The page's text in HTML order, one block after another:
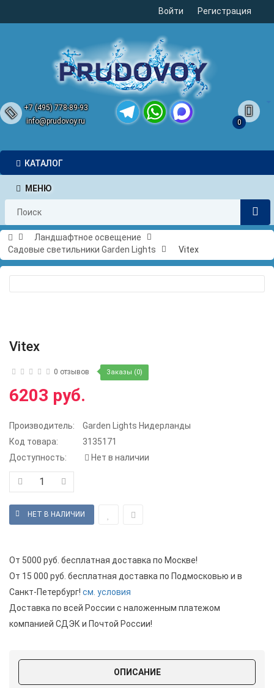
Войти Регистрация
+7 (495) 778-89-93
info@prudovoy.ru
0
КАТАЛОГ
МЕНЮ
Ландшафтное освещение
Садовые светильники Garden Lights
Vitex
Vitex
0 отзывов Заказы (0)
6203 руб.
Производитель:
Garden Lights Нидерланды
Код товара:
3135171
Доступность:
Нет в наличии
От 5000 руб. бесплатная доставка по Москве!
От 15 000 руб. бесплатная доставка по Подмосковью и в
Санкт-Петербург! см. условия
Доставка по всей России с наложенным платежом
компанией СДЭК и Почтой России!
ОПИСАНИЕ